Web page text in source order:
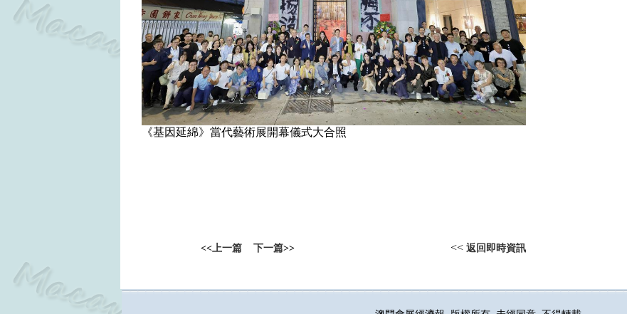
《基因延綿》當代藝術展開幕儀式大合照
<<上一篇 下一篇>> << 返回即時資訊